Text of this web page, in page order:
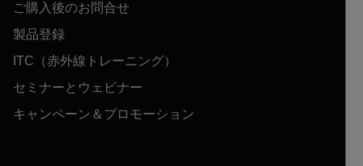
ご購入後のお問合せ
製品登録
ITC（赤外線トレーニング）
セミナーとウェビナー
キャンペーン＆プロモーション